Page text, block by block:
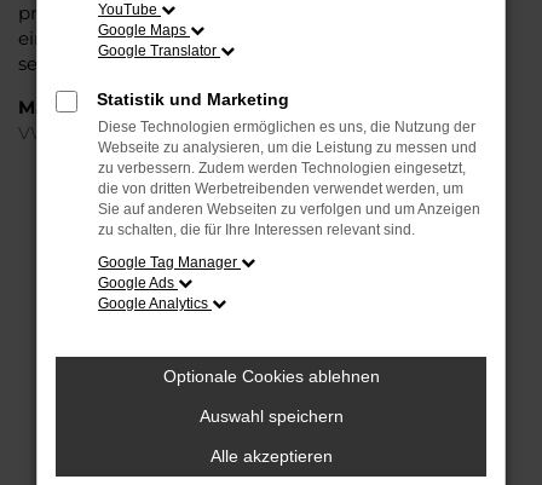
preislichen Nachlass freuen dürfen und beim Kauf auf
ein Unternehmen mit mehr als 80 Jahren Erfahrung
setzen.
Marken
VW
FEHLER: NETWORK ERROR
Hier sind ein paar Tipps, die dir helfen können:
Überprüfe deine Firewall und deine
Laden andere Webseiten, zum Beispiel deine
Prüfe deine Browsererweiterungen.
Manche Erweiterungen, wie Werbeblocker,
YouTube
Google Maps
Google Translator
Statistik und Marketing
Diese Technologien ermöglichen es uns, die Nutzung der
Webseite zu analysieren, um die Leistung zu messen und
zu verbessern. Zudem werden Technologien eingesetzt,
die von dritten Werbetreibenden verwendet werden, um
Sie auf anderen Webseiten zu verfolgen und um Anzeigen
zu schalten, die für Ihre Interessen relevant sind.
Google Tag Manager
Google Ads
Google Analytics
Optionale Cookies ablehnen
Auswahl speichern
Alle akzeptieren